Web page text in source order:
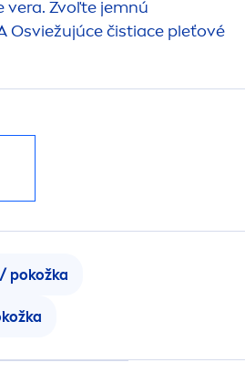
vera. Zvoľte jemnú
Osviežujúce čistiace pleťové
pokožka